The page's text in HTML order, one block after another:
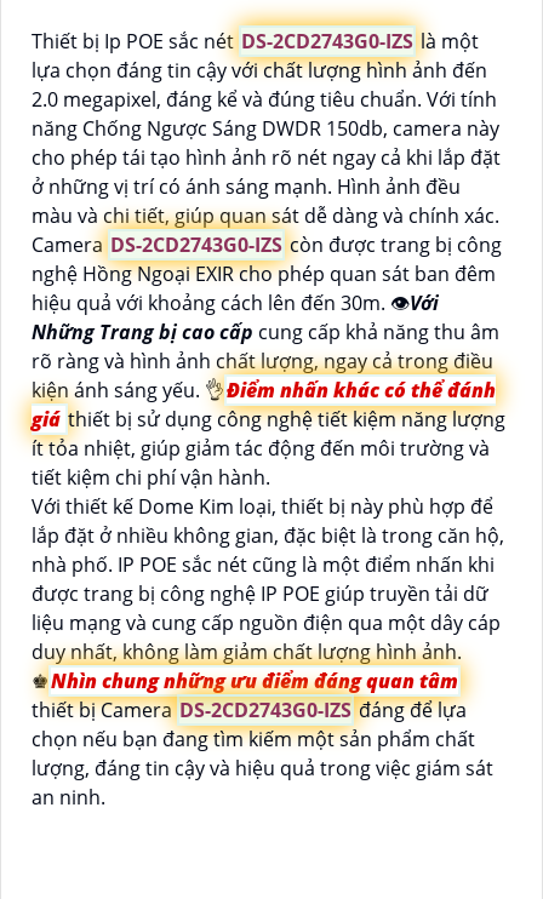
Thiết bị Ip POE sắc nét DS-2CD2743G0-IZS là một
lựa chọn đáng tin cậy với chất lượng hình ảnh đến
2.0 megapixel, đáng kể và đúng tiêu chuẩn. Với tính
năng Chống Ngược Sáng DWDR 150db, camera này
cho phép tái tạo hình ảnh rõ nét ngay cả khi lắp đặt
ở những vị trí có ánh sáng mạnh. Hình ảnh đều
màu và chi tiết, giúp quan sát dễ dàng và chính xác.
Camera DS-2CD2743G0-IZS còn được trang bị công
nghệ Hồng Ngoại EXIR cho phép quan sát ban đêm
hiệu quả với khoảng cách lên đến 30m. 👁Với
Những Trang bị cao cấp cung cấp khả năng thu âm
rõ ràng và hình ảnh chất lượng, ngay cả trong điều
kiện ánh sáng yếu. 👌Điểm nhấn khác có thể đánh
giá thiết bị sử dụng công nghệ tiết kiệm năng lượng
ít tỏa nhiệt, giúp giảm tác động đến môi trường và
tiết kiệm chi phí vận hành.
Với thiết kế Dome Kim loại, thiết bị này phù hợp để
lắp đặt ở nhiều không gian, đặc biệt là trong căn hộ,
nhà phố. IP POE sắc nét cũng là một điểm nhấn khi
được trang bị công nghệ IP POE giúp truyền tải dữ
liệu mạng và cung cấp nguồn điện qua một dây cáp
duy nhất, không làm giảm chất lượng hình ảnh.
♚Nhìn chung những ưu điểm đáng quan tâm
thiết bị CameraDS-2CD2743G0-IZSđáng để lựa
chọn nếu bạn đang tìm kiếm một sản phẩm chất
lượng, đáng tin cậy và hiệu quả trong việc giám sát
an ninh.